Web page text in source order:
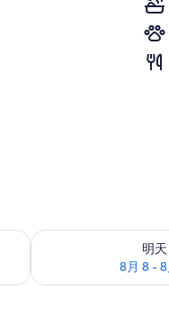
明天
8月 8 -
查看明天的空房情况